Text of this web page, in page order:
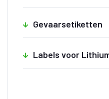
Gevaarsetiketten
Labels voor